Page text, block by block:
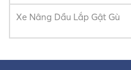
Xe Nâng Dầu Lắp Gật Gù